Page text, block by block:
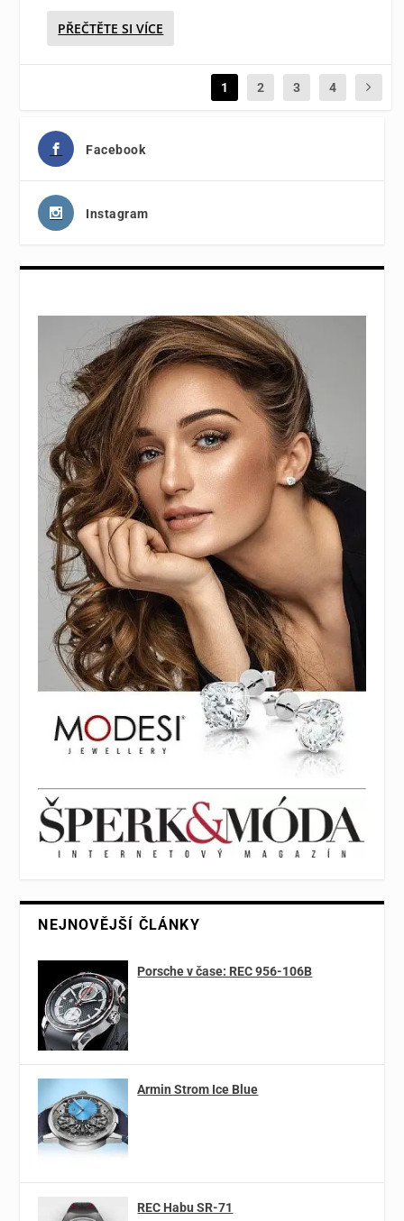
PŘEČTĚTE SI VÍCE
1 2 3 4
Facebook
Instagram
NEJNOVĚJŠÍ ČLÁNKY
Porsche v čase: REC 956-106B
Armin Strom Ice Blue
REC Habu SR-71